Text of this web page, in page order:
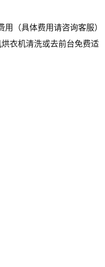
（具体费用请咨询客服）
衣机清洗或去前台免费适